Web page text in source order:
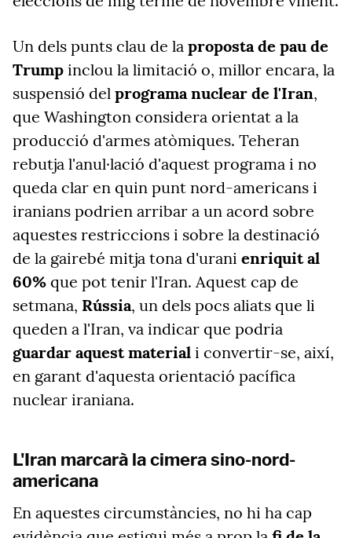
Un dels punts clau de la proposta de pau de
Trump inclou la limitació o, millor encara, la
suspensió del programa nuclear de l'Iran,
que Washington considera orientat a la
producció d'armes atòmiques. Teheran
rebutja l'anul·lació d'aquest programa i no
queda clar en quin punt nord-americans i
iranians podrien arribar a un acord sobre
aquestes restriccions i sobre la destinació
de la gairebé mitja tona d'urani enriquit al
60% que pot tenir l'Iran. Aquest cap de
setmana, Rússia, un dels pocs aliats que li
queden a l'Iran, va indicar que podria
guardar aquest material i convertir-se, així,
en garant d'aquesta orientació pacífica
nuclear iraniana.
L'Iran marcarà la cimera sino-nord-
americana
En aquestes circumstàncies, no hi ha cap